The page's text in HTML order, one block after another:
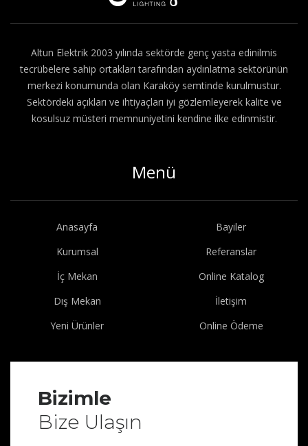
Altun Elektrik 2003 yılında sektörde genç yasta edinilmis
tecrübelere sahip ortakları tarafından aydınlatma sektörünün
merkezi konumunda olan Karaköy semtinde kurulmustur.
Sektördeki açıkları ve ihtiyaçları iyi gözlemleyerek kalite ve
kosulsuz müsteri memnuniyetini kendine ilke edinmistir.
Menü
Anasayfa
Kurumsal
İç Mekan
Dış Mekan
Yeni Ürünler
Bayiler
Referanslar
Online Katalog
İletişim
Online Ödeme
Bizimle
Bize Ulaşın